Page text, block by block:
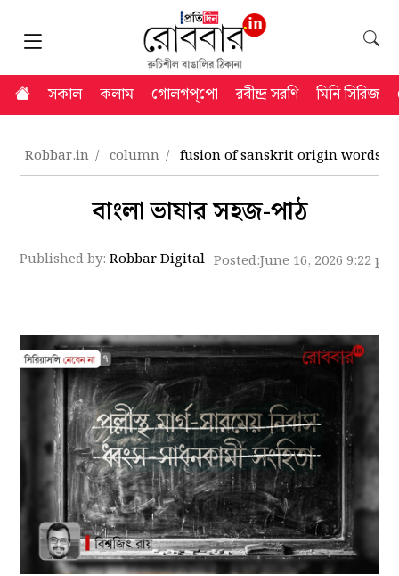
সকাল কলাম গোলগপ্‌পো রবীন্দ্র সরণি মিনি সিরিজ
Robbar.in column fusion of sanskrit origin words
বাংলা ভাষার সহজ-পাঠ
Published by:Robbar Digital Posted:June 16, 2026 9:22 pm